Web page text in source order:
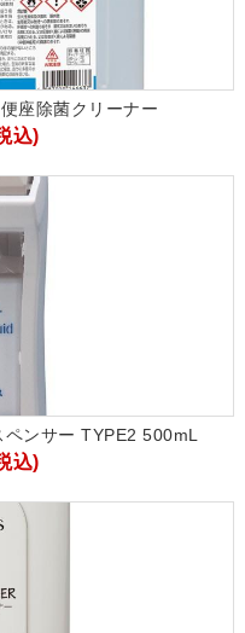
座除菌クリーナー
込)
ンサー TYPE2 500mL
込)